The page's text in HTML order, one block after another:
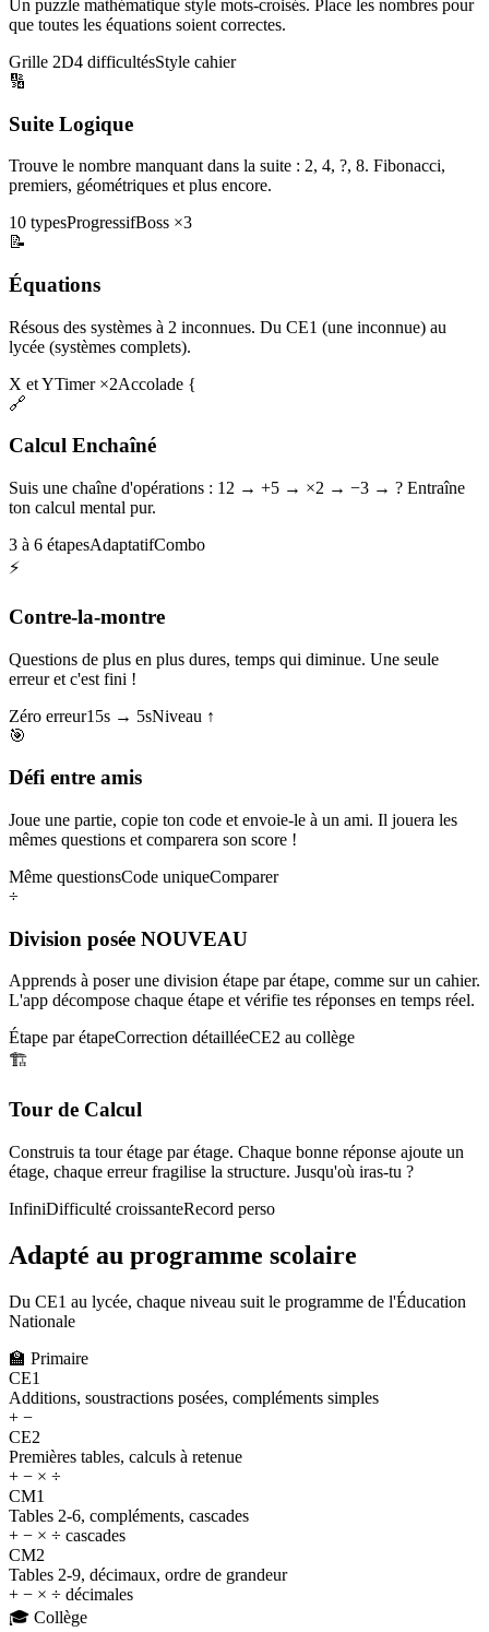
Un puzzle mathématique style mots-croisés. Place les nombres pour
que toutes les équations soient correctes.
Grille 2D4 difficultésStyle cahier
🔢
Suite Logique
Trouve le nombre manquant dans la suite : 2, 4, ?, 8. Fibonacci,
premiers, géométriques et plus encore.
10 typesProgressifBoss ×3
📝
Équations
Résous des systèmes à 2 inconnues. Du CE1 (une inconnue) au
lycée (systèmes complets).
X et YTimer ×2Accolade {
🔗
Calcul Enchaîné
Suis une chaîne d'opérations : 12 → +5 → ×2 → −3 → ? Entraîne
ton calcul mental pur.
3 à 6 étapesAdaptatifCombo
⚡
Contre-la-montre
Questions de plus en plus dures, temps qui diminue. Une seule
erreur et c'est fini !
Zéro erreur15s → 5sNiveau ↑
🎯
Défi entre amis
Joue une partie, copie ton code et envoie-le à un ami. Il jouera les
mêmes questions et comparera son score !
Même questionsCode uniqueComparer
÷
Division posée NOUVEAU
Apprends à poser une division étape par étape, comme sur un cahier.
L'app décompose chaque étape et vérifie tes réponses en temps réel.
Étape par étapeCorrection détailléeCE2 au collège
🏗️
Tour de Calcul
Construis ta tour étage par étage. Chaque bonne réponse ajoute un
étage, chaque erreur fragilise la structure. Jusqu'où iras-tu ?
InfiniDifficulté croissanteRecord perso
Adapté au programme scolaire
Du CE1 au lycée, chaque niveau suit le programme de l'Éducation
Nationale
🏫 Primaire
CE1
Additions, soustractions posées, compléments simples
+ −
CE2
Premières tables, calculs à retenue
+ − × ÷
CM1
Tables 2-6, compléments, cascades
+ − × ÷ cascades
CM2
Tables 2-9, décimaux, ordre de grandeur
+ − × ÷ décimales
🎓 Collège